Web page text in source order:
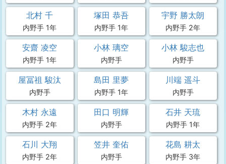
北村 千
内野手 1年
塚田 恭吾
内野手 1年
宇野 勝太朗
内野手 2年
安齋 凌空
内野手 1年
小林 璃空
内野手
小林 駿志也
内野手
屋冨祖 駿汰
内野手
島田 里夢
内野手 1年
川端 遥斗
内野手
木村 永遠
内野手 2年
田口 明輝
内野手
石井 天琉
内野手 1年
石川 大翔
内野手 2年
笠井 奎佑
内野手
花島 耕太
内野手 3年